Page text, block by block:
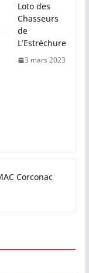
Loto des
Chasseurs
de
L’Estréchure
3 mars 2023
Corconac